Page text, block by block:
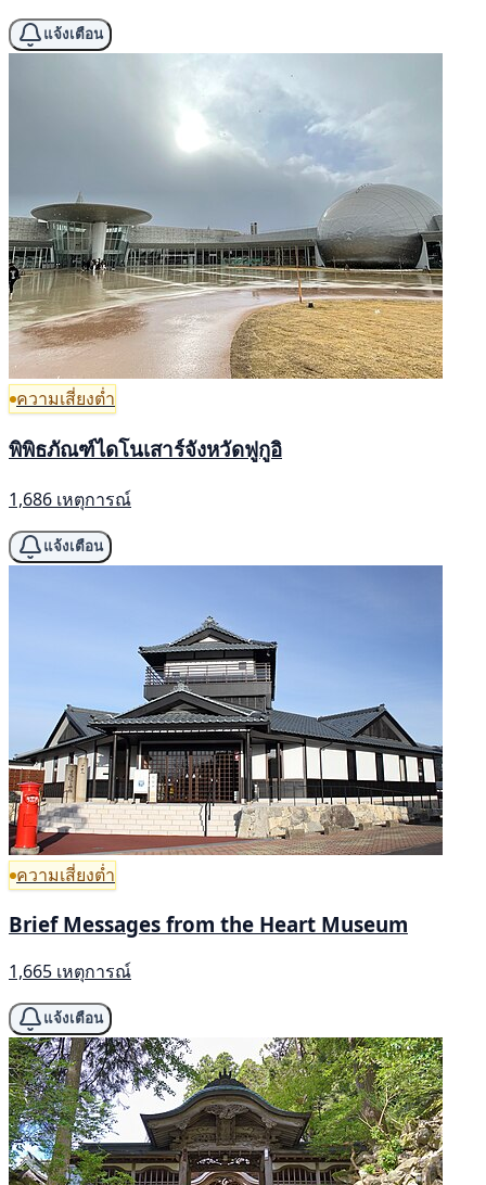
แจ้งเตือน
ความเสี่ยงต่ำ
พิพิธภัณฑ์ไดโนเสาร์จังหวัดฟูกูอิ
1,686 เหตุการณ์
แจ้งเตือน
ความเสี่ยงต่ำ
Brief Messages from the Heart Museum
1,665 เหตุการณ์
แจ้งเตือน